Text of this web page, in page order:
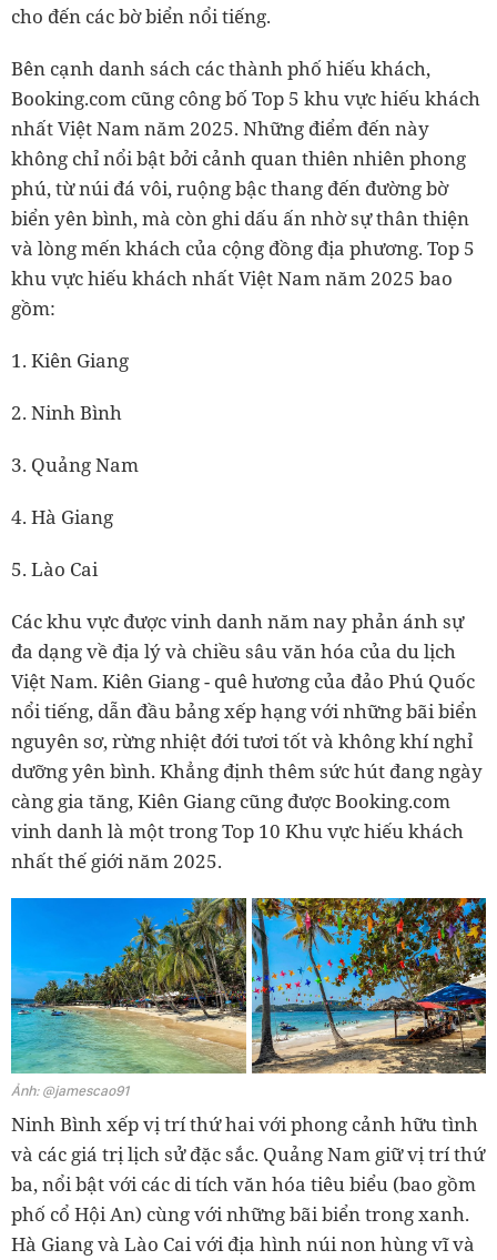
cho đến các bờ biển nổi tiếng.
Bên cạnh danh sách các thành phố hiếu khách,
Booking.com cũng công bố Top 5 khu vực hiếu khách
nhất Việt Nam năm 2025. Những điểm đến này
không chỉ nổi bật bởi cảnh quan thiên nhiên phong
phú, từ núi đá vôi, ruộng bậc thang đến đường bờ
biển yên bình, mà còn ghi dấu ấn nhờ sự thân thiện
và lòng mến khách của cộng đồng địa phương. Top 5
khu vực hiếu khách nhất Việt Nam năm 2025 bao
gồm:
1. Kiên Giang
2. Ninh Bình
3. Quảng Nam
4. Hà Giang
5. Lào Cai
Các khu vực được vinh danh năm nay phản ánh sự
đa dạng về địa lý và chiều sâu văn hóa của du lịch
Việt Nam. Kiên Giang - quê hương của đảo Phú Quốc
nổi tiếng, dẫn đầu bảng xếp hạng với những bãi biển
nguyên sơ, rừng nhiệt đới tươi tốt và không khí nghỉ
dưỡng yên bình. Khẳng định thêm sức hút đang ngày
càng gia tăng, Kiên Giang cũng được Booking.com
vinh danh là một trong Top 10 Khu vực hiếu khách
nhất thế giới năm 2025.
Ảnh: @jamescao91
Ninh Bình xếp vị trí thứ hai với phong cảnh hữu tình
và các giá trị lịch sử đặc sắc. Quảng Nam giữ vị trí thứ
ba, nổi bật với các di tích văn hóa tiêu biểu (bao gồm
phố cổ Hội An) cùng với những bãi biển trong xanh.
Hà Giang và Lào Cai với địa hình núi non hùng vĩ và